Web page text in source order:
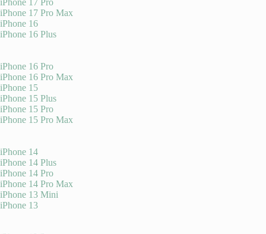
iPhone 17 Pro
iPhone 17 Pro Max
iPhone 16
iPhone 16 Plus
iPhone 16 Pro
iPhone 16 Pro Max
iPhone 15
iPhone 15 Plus
iPhone 15 Pro
iPhone 15 Pro Max
iPhone 14
iPhone 14 Plus
iPhone 14 Pro
iPhone 14 Pro Max
iPhone 13 Mini
iPhone 13